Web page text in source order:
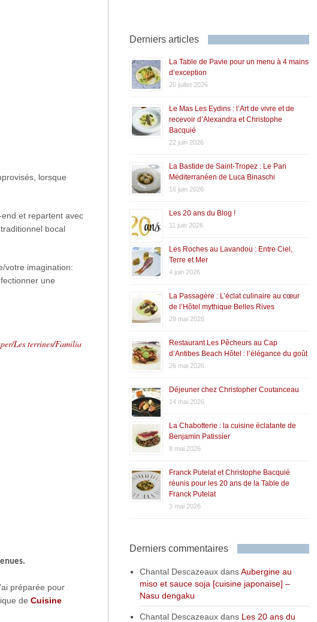
lorsque
et repartent avec
bocal
votre imagination:
une
Les terrines/Familia
préparée pour
de Cuisine
Derniers articles
La Table de Pavie pour un menu à 4 mains
d’exception
20 juillet 2026
Le Mas Les Eydins : l’Art de vivre et de
recevoir d’Alexandra et Christophe
Bacquié
22 juin 2026
La Bastide de Saint-Tropez : Le Pari
Méditerranéen de Luca Binaschi
16 juin 2026
Les 20 ans du Blog !
11 juin 2026
Les Roches au Lavandou : Entre Ciel,
Terre et Mer
4 juin 2026
La Passagère : L’éclat culinaire au cœur
de l’Hôtel mythique Belles Rives
29 mai 2026
Restaurant Les Pêcheurs au Cap
d’Antibes Beach Hôtel : l’élégance du goût
26 mai 2026
Déjeuner chez Christopher Coutanceau
14 mai 2026
La Chabotterie : la cuisine éclatante de
Benjamin Patissier
8 mai 2026
Franck Putelat et Christophe Bacquié
réunis pour les 20 ans de la Table de
Franck Putelat
3 mai 2026
Derniers commentaires
Chantal DescazeauxdansAubergine au
miso et sauce soja [cuisine japonaise] –
Nasu dengaku
Chantal Descazeauxdans Les 20 ans du